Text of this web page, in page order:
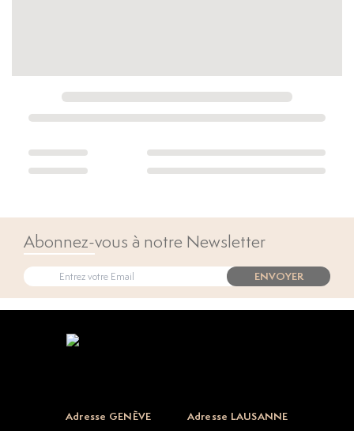
Abonnez-vous à notre Newsletter
ENVOYER
Adresse GENÈVE Adresse LAUSANNE